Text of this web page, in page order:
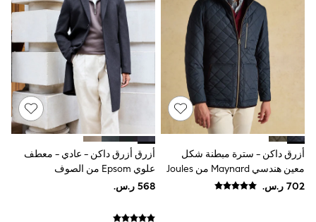
E-Gift Card
New In
New In from Next
0-2 years
3-5 years
6-8 years
9-11 years
12-14 years
15+ years
All Clothing
Coats & Jackets
Dresses
Holiday Shop
Jeans
أزرق داكن - سترة مبطنة شكل
معين هندسي Maynard من Joules
أزرق أزرق داكن - عادي - معطف
علوي Epsom من الصوف